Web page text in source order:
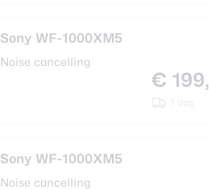
Sony WF-1000XM5
Noise cancelling
€
Sony WF-1000XM5
Noise cancelling